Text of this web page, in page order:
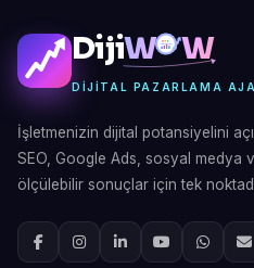
DijiW W
DIJITAL PAZARLAMA
İşletmenizin dijital potansiyelini
SEO, Google Ads, sosyal medya
ölçülebilir sonuçlar için tek